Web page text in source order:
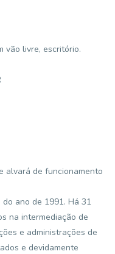
vão livre, escritório.
alvará de funcionamento
ano de 1991. Há 31
na intermediação de
e administrações de
e devidamente